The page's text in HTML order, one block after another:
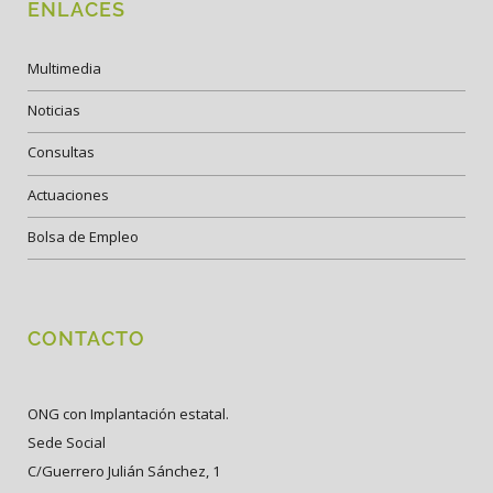
ENLACES
Multimedia
Noticias
Consultas
Actuaciones
Bolsa de Empleo
CONTACTO
ONG con Implantación estatal.
Sede Social
C/Guerrero Julián Sánchez, 1